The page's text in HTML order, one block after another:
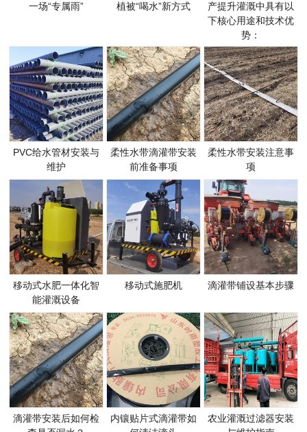
一场“专属雨”
植被“喝水”新方式
产提升灌溉中具有以
下核心用途和技术优
势：
PVC给水管材安装与
维护
柔性水带滴灌带安装
前准备事项
柔性水带安装注意事
项
移动式水肥一体化智
能灌溉设备
移动式施肥机 滴灌带铺设基本步骤
滴灌带安装后如何检
内镶贴片式滴灌带如
农业灌溉过滤器安装